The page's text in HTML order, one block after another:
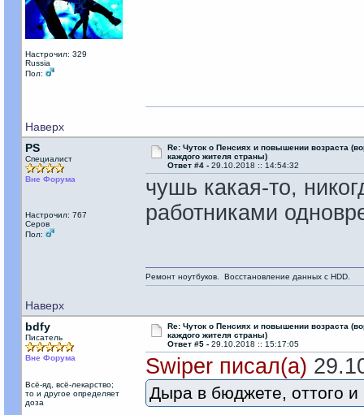
Настрочил: 329
Russia
Пол:
Наверх
PS
Специалист
Вне Форума
Настрочил: 767
Серов
Пол:
Re: Чуток о Пенсиях и повышении возраста
каждого жителя страны)
Ответ #4 - 29.10.2018 :: 14:54:32
чушь какая-то,
работниками
Наверх
Ремонт ноутбуков. Восстановление данных с HDD.
bdfy
Писатель
Вне Форума
Всё-яд, всё-лекарство;
то и другое определяет
доза
Re: Чуток о Пенсиях и повышении возраста
каждого жителя страны)
Ответ #5 - 29.10.2018 :: 15:17:05
Swiper писал(а)
Дыра в бюджете, оттого